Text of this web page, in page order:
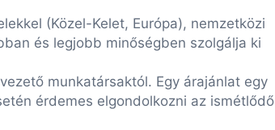
(Közel-Kelet, Európa), nemzetközi
és legjobb minőségben szolgálja ki
munkatársaktól. Egy árajánlat egy
érdemes elgondolkozni az ismétlődő